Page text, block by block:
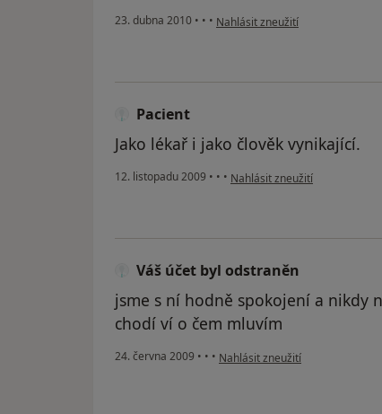
23. dubna 2010 • • • podle názoru uživatele Pacient
Nahlásit zneužití
Pacient
Jako lékař i jako člověk vynikající.
12. listopadu 2009 • • • podle názoru uživatele Pacient
Nahlásit zneužití
Váš účet byl odstraněn
jsme s ní hodně spokojení a nikdy
chodí ví o čem mluvím
24. června 2009 • • • podle názoru uživatele Váš účet
Nahlásit zneužití